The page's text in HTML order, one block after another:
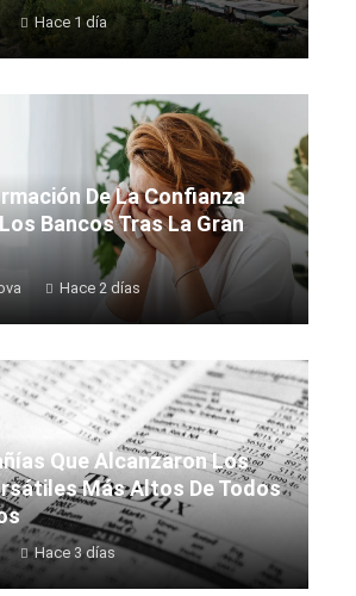
Hace 1 día
De La Confianza
Bancos Tras La Gran
Hace 2 días
Que Alcanzaron Los
Más Altos De Todos
Hace 3 días